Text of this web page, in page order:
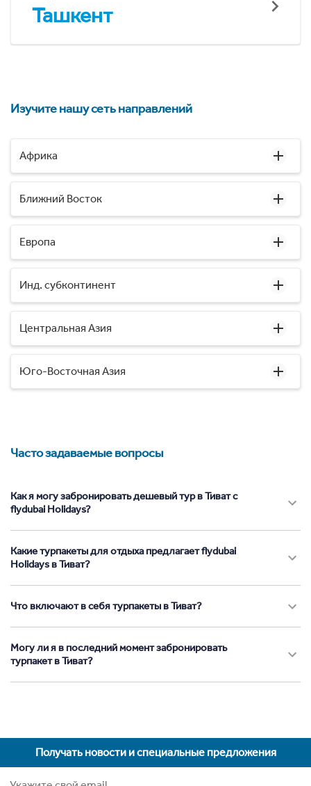
Ташкент
Изучите нашу сеть направлений
Африка
Ближний Восток
Европа
Инд. субконтинент
Центральная Азия
Юго-Восточная Азия
Часто задаваемые вопросы
Как я могу забронировать дешевый тур в Тиват с
flydubai Holidays?
Какие турпакеты для отдыха предлагает flydubai
Holidays в Тиват?
Что включают в себя турпакеты в Тиват?
Могу ли я в последний момент забронировать
турпакет в Тиват?
Получать новости и специальные предложения